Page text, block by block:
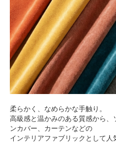
柔らかく、なめらかな手触り。
高級感と温かみのある質感から、
ンカバー、カーテンなどの
インテリアファブリックとして人